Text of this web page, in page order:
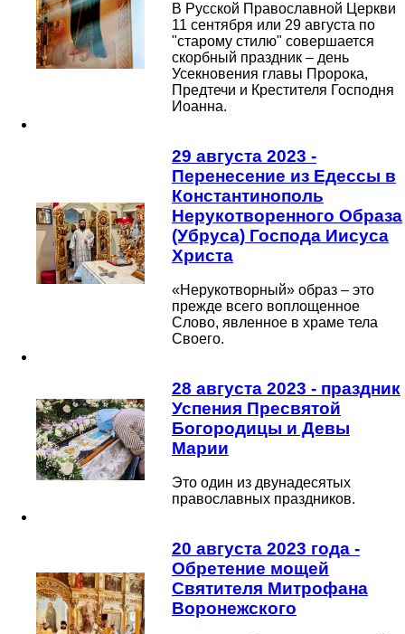
В Русской Православной Церкви
11 сентября или 29 августа по
"старому стилю" совершается
скорбный праздник – день
Усекновения главы Пророка,
Предтечи и Крестителя Господня
Иоанна.
29 августа 2023 -
Перенесение из Едессы в
Константинополь
Нерукотворенного Образа
(Убруса) Господа Иисуса
Христа
«Нерукотворный» образ – это
прежде всего воплощенное
Слово, явленное в храме тела
Своего.
28 августа 2023 - праздник
Успения Пресвятой
Богородицы и Девы
Марии
Это один из двунадесятых
православных праздников.
20 августа 2023 года -
Обретение мощей
Святителя Митрофана
Воронежского